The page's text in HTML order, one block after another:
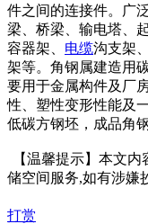
件之间的连接件。广
梁、桥梁、输电塔、
容器架、 电缆沟支架
架等。角钢属建造用
要用于金属构件及厂
性、塑性变形性能及
低碳方钢坯，成品角
【温馨提示】本文
储空间服务,如有涉嫌
打赏